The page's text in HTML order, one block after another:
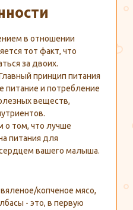
в отношении
тот факт, что
за двоих.
принцип питания
и потребление
веществ,
о том, что лучше
питания для
вашего малыша.
копченое мясо,
- это, в первую